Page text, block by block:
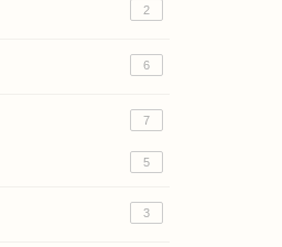
2
6
7
5
3